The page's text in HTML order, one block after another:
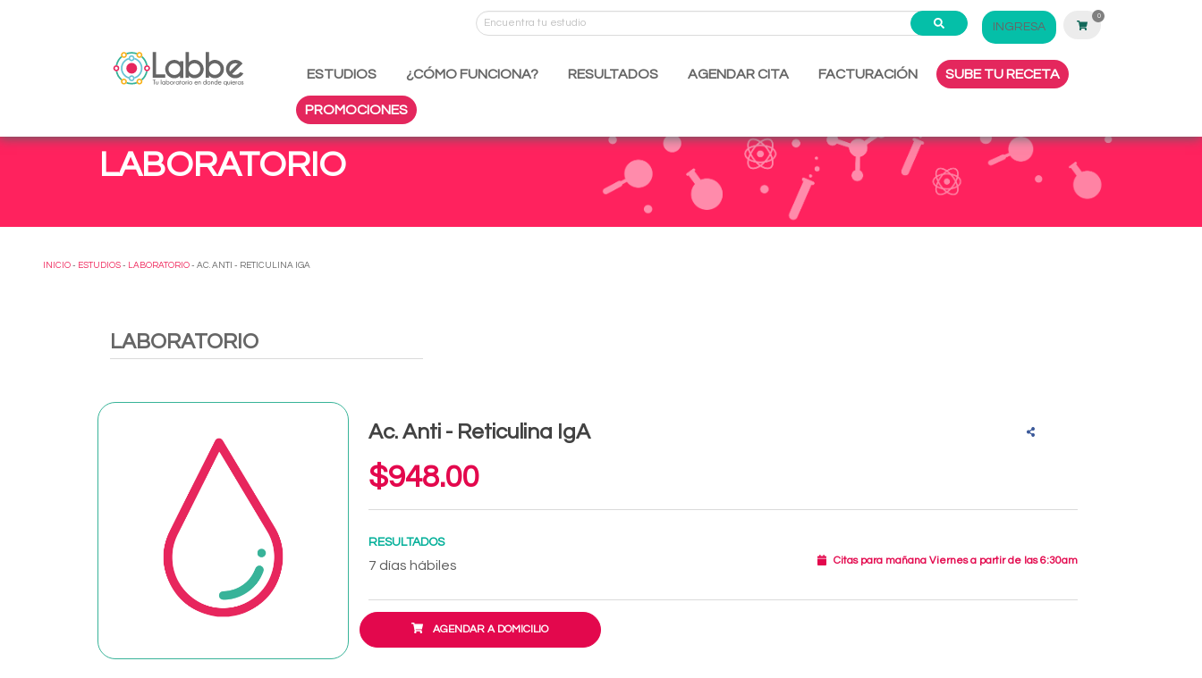
INGRESA
0
ESTUDIOS ¿CÓMO FUNCIONA? RESULTADOS AGENDAR CITA FACTURACIÓN SUBE TU RECETA
PROMOCIONES
LABORATORIO
INICIO - ESTUDIOS - LABORATORIO - AC. ANTI - RETICULINA IGA
LABORATORIO
Ac. Anti - Reticulina IgA
$948.00
RESULTADOS
7 días hábiles Citas para mañana Viernes a partir de las 6:30am
AGENDAR A DOMICILIO